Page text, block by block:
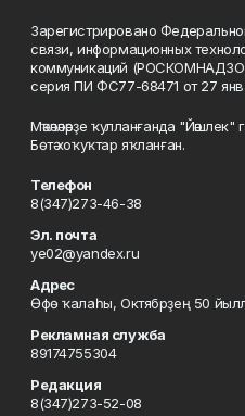
Зарегистрировано
связи, информационных
коммуникаций
серия ПИ ФС77-68471 от 27
Мәҡәләләрҙе ҡулланғанда
Бөтә хоҡуҡтар яҡланған.
Телефон
8(347)273-46-38
Эл. почта
ye02@yandex.ru
Адрес
Өфө ҡалаһы, Октябрҙең 50
Рекламная служба
89174755304
Редакция
8(347)273-52-08